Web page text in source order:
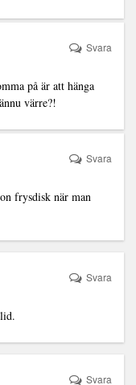
på är att hänga
värre?!
Svara
frysdisk när man
Svara
Svara
Svara